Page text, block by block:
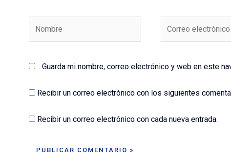
electrónico
Guarda mi nombre, correo electrónico y web en este
Recibir un correo electrónico con los siguientes
Recibir un correo electrónico con cada nueva entrada.